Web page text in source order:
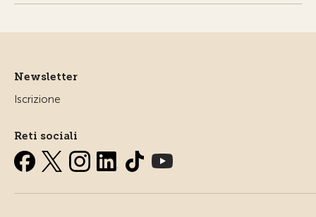
Newsletter
Iscrizione
Reti sociali